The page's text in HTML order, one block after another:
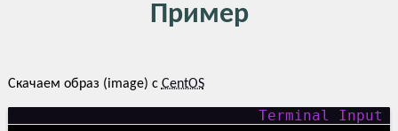
Пример
Скачаем образ (image) сCentOS